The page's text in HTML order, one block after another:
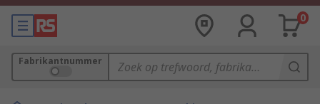
0
Fabrikantnummer